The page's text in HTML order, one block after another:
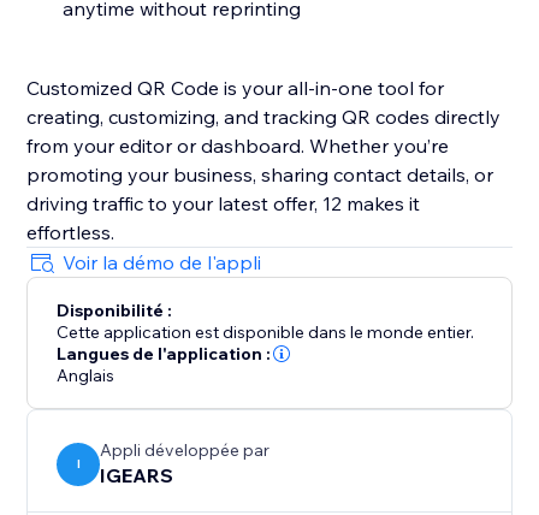
anytime without reprinting
Customized QR Code is your all-in-one tool for
creating, customizing, and tracking QR codes directly
from your editor or dashboard. Whether you’re
promoting your business, sharing contact details, or
driving traffic to your latest offer, 12 makes it
effortless.
Voir la démo de l'appli
Disponibilité :
Cette application est disponible dans le monde entier.
Langues de l'application :
Anglais
I
Appli développée par
IGEARS